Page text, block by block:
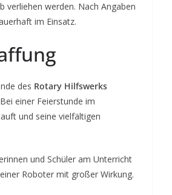
verliehen werden. Nach Angaben
im Einsatz.
des Rotary Hilfswerks
einer Feierstunde im
und seine vielfältigen
und Schüler am Unterricht
Roboter mit großer Wirkung.